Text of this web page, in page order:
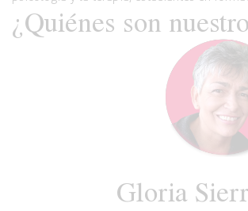
¿Quiénes son
Gloria